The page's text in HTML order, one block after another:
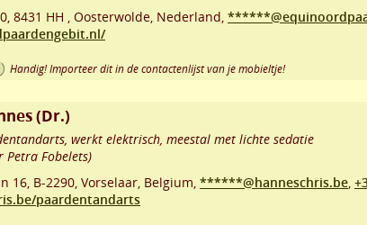
8431 HH Oosterwolde Nederland,
Handig! Importeer dit in de contactenlijst van je mobieltje!
(Dr.)
werkt elektrisch, meestal met lichte sedatie
Petra Fobelets)
16 B-2290 Vorselaar Belgium, ******@hanneschris.be
paardentandarts